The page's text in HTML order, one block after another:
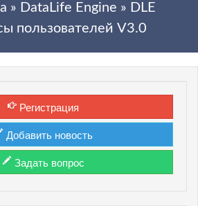
» DataLife Engine » DLE
пользователей V3.0
Регистрация
Добавить новость
Задать вопрос